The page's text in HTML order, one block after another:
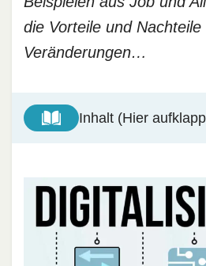
die Vorteile und Nachteile
Veränderungen…
Inhalt (Hier